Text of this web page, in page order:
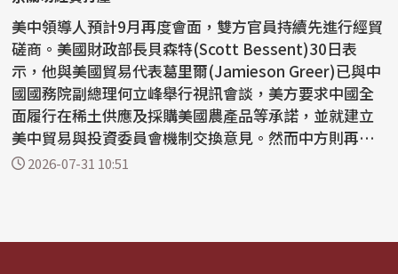
美中領導人預計9月再度會面，雙方官員持續先進行經貿
磋商。美國財政部長貝森特(Scott Bessent)30日表
示，他與美國貿易代表葛里爾(Jamieson Greer)已與中
國國務院副總理何立峰舉行視訊會談，美方要求中國全
面履行在稀土供應及採購美國農產品等承諾，並就建立
美中貿易與投資委員會機制交換意見。然而中方則再度
對美國實施...
2026-07-31 10:51